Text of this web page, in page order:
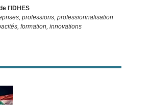
l'IDHES
professions, professionnalisation
formation, innovations